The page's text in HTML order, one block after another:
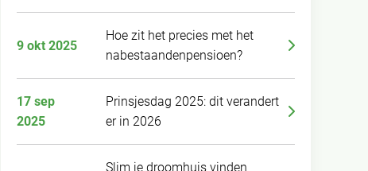
9 okt 2025
Hoe zit het precies met het
nabestaandenpensioen?
17 sep
2025
Prinsjesdag 2025: dit verandert
er in 2026
Slim je droomhuis vinden